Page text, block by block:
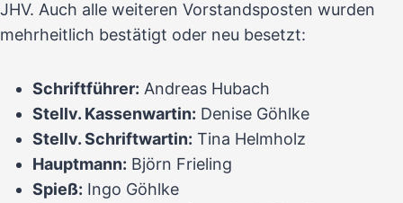
JHV. Auch alle weiteren Vorstandsposten wurden
mehrheitlich bestätigt oder neu besetzt:
Schriftführer: Andreas Hubach
Stellv. Kassenwartin: Denise Göhlke
Stellv. Schriftwartin: Tina Helmholz
Hauptmann: Björn Frieling
Spieß: Ingo Göhlke